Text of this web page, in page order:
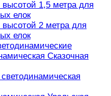
1,5 метра для
елок
2 метра для
елок
Сказочная